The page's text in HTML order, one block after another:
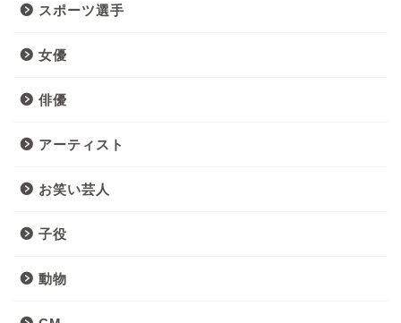
スポーツ選手
女優
俳優
アーティスト
お笑い芸人
子役
動物